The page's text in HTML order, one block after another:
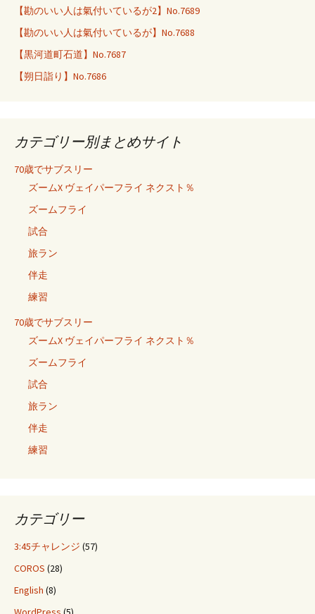
【勘のいい人は氣付いているが2】No.7689
【勘のいい人は氣付いているが】No.7688
【黒河道町石道】No.7687
【朔日詣り】No.7686
カテゴリー別まとめサイト
70歳でサブスリー
ズームX ヴェイパーフライ ネクスト％
ズームフライ
試合
旅ラン
伴走
練習
70歳でサブスリー
ズームX ヴェイパーフライ ネクスト％
ズームフライ
試合
旅ラン
伴走
練習
カテゴリー
3:45チャレンジ (57)
COROS (28)
English (8)